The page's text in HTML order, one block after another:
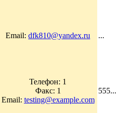
Email: dfk810@yandex.ru ...
Телефон: 1
Факс: 1
Email: testing@example.com
555...